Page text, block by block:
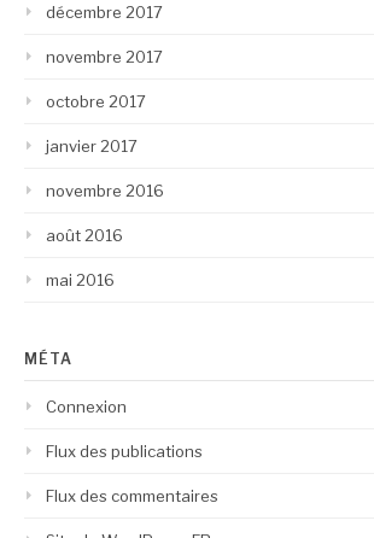
décembre 2017
novembre 2017
octobre 2017
janvier 2017
novembre 2016
août 2016
mai 2016
MÉTA
Connexion
Flux des publications
Flux des commentaires